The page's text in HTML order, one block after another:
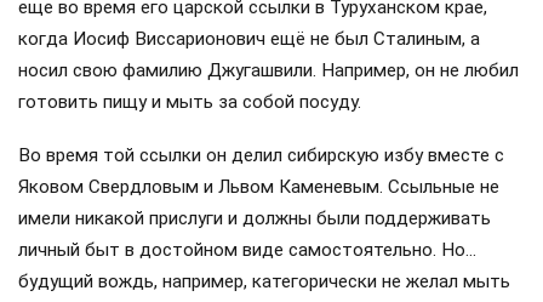
еще во время его царской ссылки в Туруханском крае,
когда Иосиф Виссарионович ещё не был Сталиным, а
носил свою фамилию Джугашвили. Например, он не любил
готовить пищу и мыть за собой посуду.
Во время той ссылки он делил сибирскую избу вместе с
Яковом Свердловым и Львом Каменевым. Ссыльные не
имели никакой прислуги и должны были поддерживать
личный быт в достойном виде самостоятельно. Но…
будущий вождь, например, категорически не желал мыть